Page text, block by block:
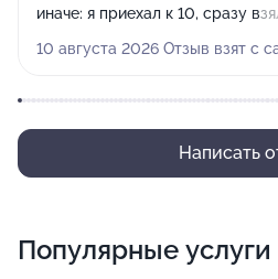
иначе: я приехал к 10, сразу
приступили к работе, всё
10 августа 2026 Отзыв взят с
Написать
Популярные услуги